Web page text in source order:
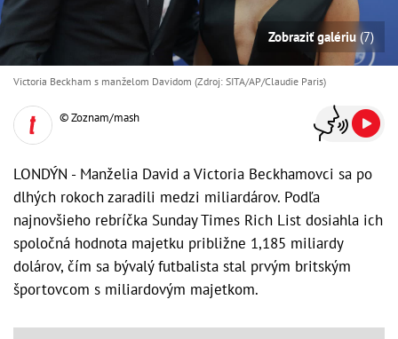
Zobraziť galériu (7)
Victoria Beckham s manželom Davidom (Zdroj: SITA/AP/Claudie Paris)
© Zoznam/mash
LONDÝN - Manželia David a Victoria Beckhamovci sa po
dlhých rokoch zaradili medzi miliardárov. Podľa
najnovšieho rebríčka Sunday Times Rich List dosiahla ich
spoločná hodnota majetku približne 1,185 miliardy
dolárov, čím sa bývalý futbalista stal prvým britským
športovcom s miliardovým majetkom.